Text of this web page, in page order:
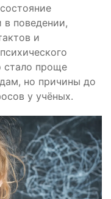
в поведении,
и
стало проще
но причины до
у учёных.